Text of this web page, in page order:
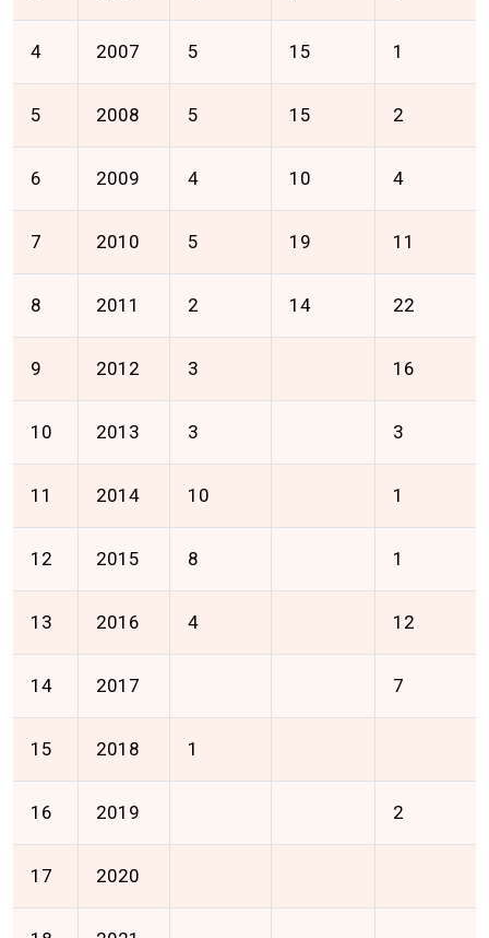
4 2007 5 15 1
5 2008 5 15 2
6 2009 4 10 4
7 2010 5 19 11
8 2011 2 14 22
9 2012 3 16
10 2013 3 3
11 2014 10 1
12 2015 8 1
13 2016 4 12
14 2017 7
15 2018 1
16 2019 2
17 2020